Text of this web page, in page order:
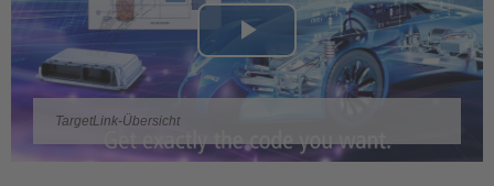
Play
Video
TargetLink-Übersicht